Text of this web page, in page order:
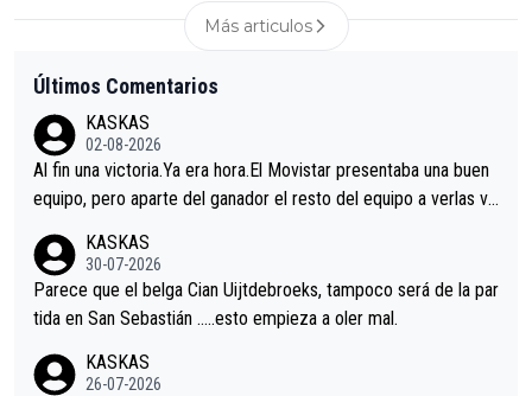
Más articulos
Últimos Comentarios
KASKAS
02-08-2026
Al fin una victoria.Ya era hora.El Movistar presentaba una buen
equipo, pero aparte del ganador el resto del equipo a verlas ve
s.La única buena noticia es la mejoría de Enric Más en San Seb
astian.Si en la Vuelta a Burgos sigue la mejoría, podríamos ten
er alguna sorpresa en la Vuelta.Ojalá.
KASKAS
30-07-2026
Parece que el belga Cian Uijtdebroeks, tampoco será de la par
tida en San Sebastián …..esto empieza a oler mal.
KASKAS
26-07-2026